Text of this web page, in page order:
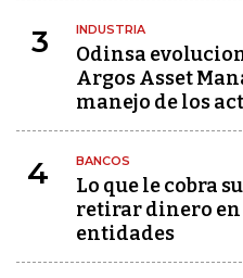
3 INDUSTRIA
Odinsa
Argos Asset
manejo de los
4 BANCOS
Lo que le cobra
retirar dinero en
entidades